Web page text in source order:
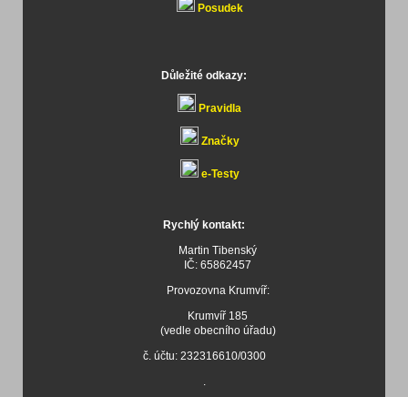
Posudek
Důležité odkazy:
Pravidla
Značky
e-Testy
Rychlý kontakt:
Martin Tibenský
IČ: 65862457
Provozovna Krumvíř:
Krumvíř 185
(vedle obecního úřadu)
č. účtu: 232316610/0300